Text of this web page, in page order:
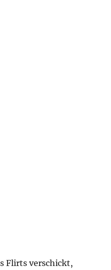
Flirts verschickt,